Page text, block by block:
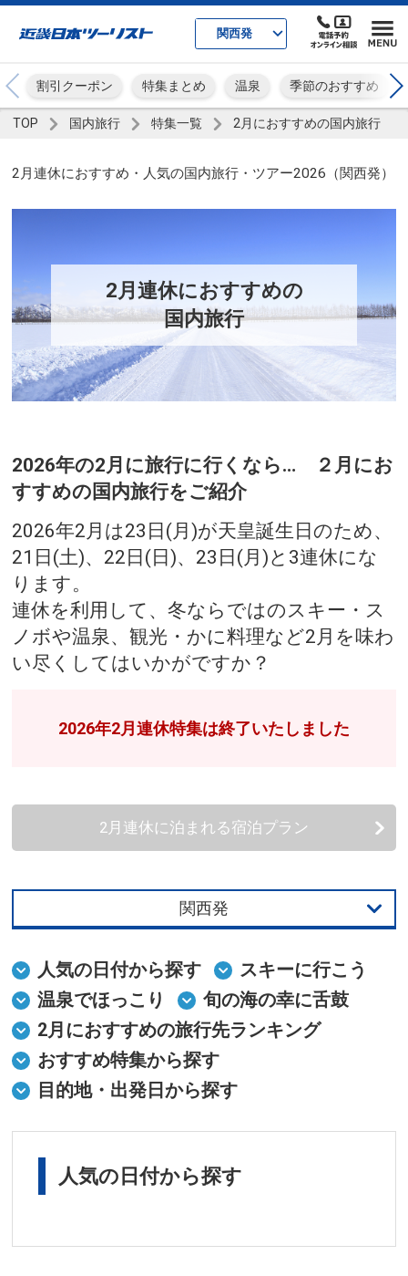
関西発
割引クーポン 特集まとめ 温泉 季節のおすすめ
TOP 国内旅行 特集一覧 2月におすすめの国内旅行
2月連休におすすめ・人気の国内旅行・ツアー2026（関西発）
2月連休におすすめの
国内旅行
2026年の2月に旅行に行くなら… ２月にお
すすめの国内旅行をご紹介
2026年2月は23日(月)が天皇誕生日のため、
21日(土)、22日(日)、23日(月)と3連休にな
ります。
連休を利用して、冬ならではのスキー・ス
ノボや温泉、観光・かに料理など2月を味わ
い尽くしてはいかがですか？
2026年2月連休特集は終了いたしました
2月連休に泊まれる宿泊プラン
関西発
中部発
関西発
九州発
東北発
人気の日付から探す
スキーに行こう
温泉でほっこり
旬の海の幸に舌鼓
2月におすすめの旅行先ランキング
おすすめ特集から探す
目的地・出発日から探す
人気の日付から探す